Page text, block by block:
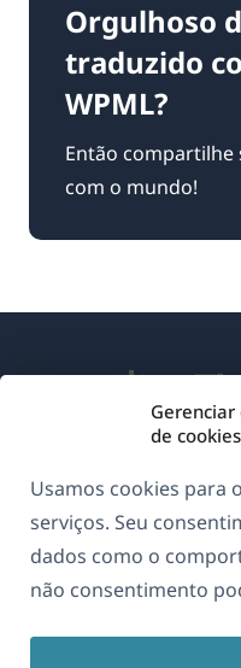
de cookies
Usamos cookies para
serviços. Seu
dados como o
não consentimento
Orgulhoso
traduzido
WPML?
Então compartilhe
com o mundo!
GDPR &
Junte-